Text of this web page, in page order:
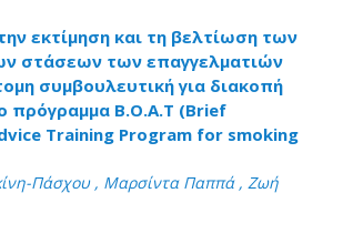
εκτίμηση και τη βελτίωση των
στάσεων των επαγγελματιών
συμβουλευτική για διακοπή
πρόγραμμα B.O.A.T (Brief
Training Program for smoking
Πάσχου , Μαρσίντα Παππά , Ζωή